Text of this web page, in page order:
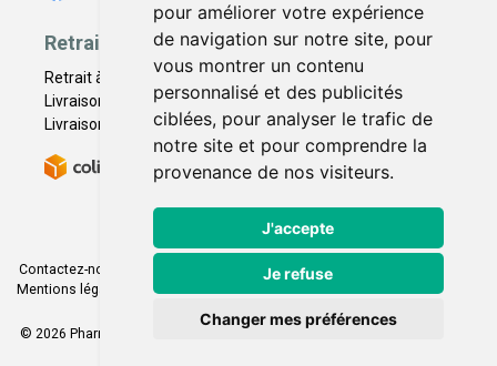
pour améliorer votre expérience
de navigation sur notre site, pour
vous montrer un contenu
personnalisé et des publicités
ciblées, pour analyser le trafic de
notre site et pour comprendre la
provenance de nos visiteurs.
J'accepte
Je refuse
Changer mes préférences
Retrait - Livraison
Retrait à la pharmacie - Click & Collect
Livraison en Point Relais
Livraison à domicile
Contactez-nous | Déclarer un effet indésirable
Mentions légales
Conditions générales - CGV
Données personnelles
Cookies
Préférences Cookies
© 2026 Pharmacie Franco Italienne